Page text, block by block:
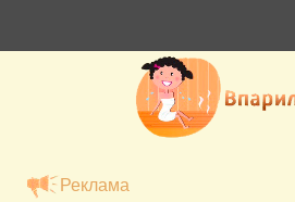
Реклама